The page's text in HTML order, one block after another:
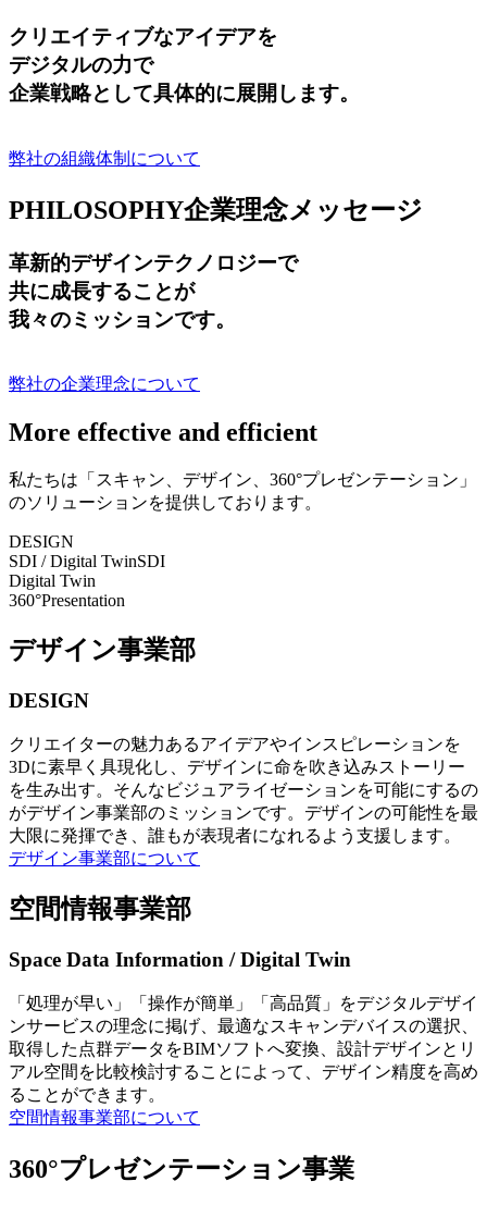
クリエイティブなアイデアを
デジタルの力で
企業戦略として具体的に展開します。
弊社の組織体制について
PHILOSOPHY企業理念メッセージ
革新的デザインテクノロジーで
共に成長することが
我々のミッションです。
弊社の企業理念について
More effective and efficient
私たちは「スキャン、デザイン、360°プレゼンテーション」
のソリューションを提供しております。
DESIGN
SDI / Digital TwinSDI
Digital Twin
360°Presentation
デザイン事業部
DESIGN
クリエイターの魅力あるアイデアやインスピレーションを
3Dに素早く具現化し、デザインに命を吹き込みストーリー
を生み出す。そんなビジュアライゼーションを可能にするの
がデザイン事業部のミッションです。デザインの可能性を最
大限に発揮でき、誰もが表現者になれるよう支援します。
デザイン事業部について
空間情報事業部
Space Data Information / Digital Twin
「処理が早い」「操作が簡単」「高品質」をデジタルデザイ
ンサービスの理念に掲げ、最適なスキャンデバイスの選択、
取得した点群データをBIMソフトへ変換、設計デザインとリ
アル空間を比較検討することによって、デザイン精度を高め
ることができます。
空間情報事業部について
360°プレゼンテーション事業